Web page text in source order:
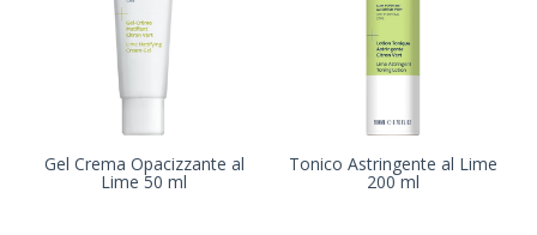
Gel Crema Opacizzante al
Lime 50 ml
Tonico Astringente al Lime
200 ml